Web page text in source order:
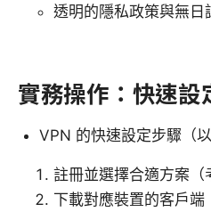
透明的隱私政策與無日
實務操作：快速設
VPN 的快速設定步驟（
註冊並選擇合適方案（
下載對應裝置的客戶端